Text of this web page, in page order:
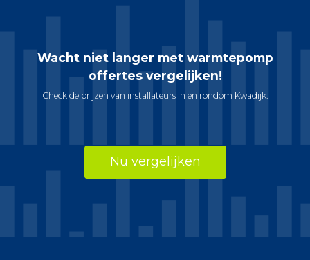
Wacht niet langer met warmtepomp
offertes vergelijken!
Check de prijzen van installateurs in en rondom Kwadijk.
Nu vergelijken